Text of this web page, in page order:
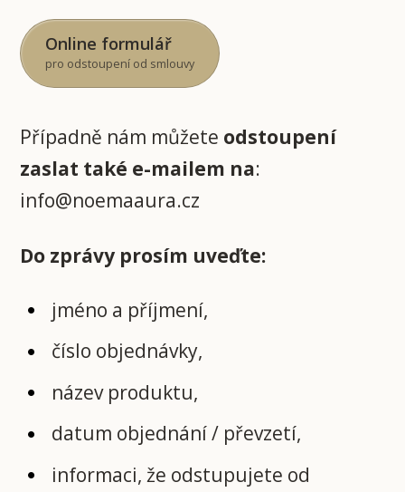
Online formulář
pro odstoupení od smlouvy
Případně nám můžete odstoupení
zaslat také e-mailem na:
info@noemaaura.cz
Do zprávy prosím uveďte:
jméno a příjmení,
číslo objednávky,
název produktu,
datum objednání / převzetí,
informaci, že odstupujete od